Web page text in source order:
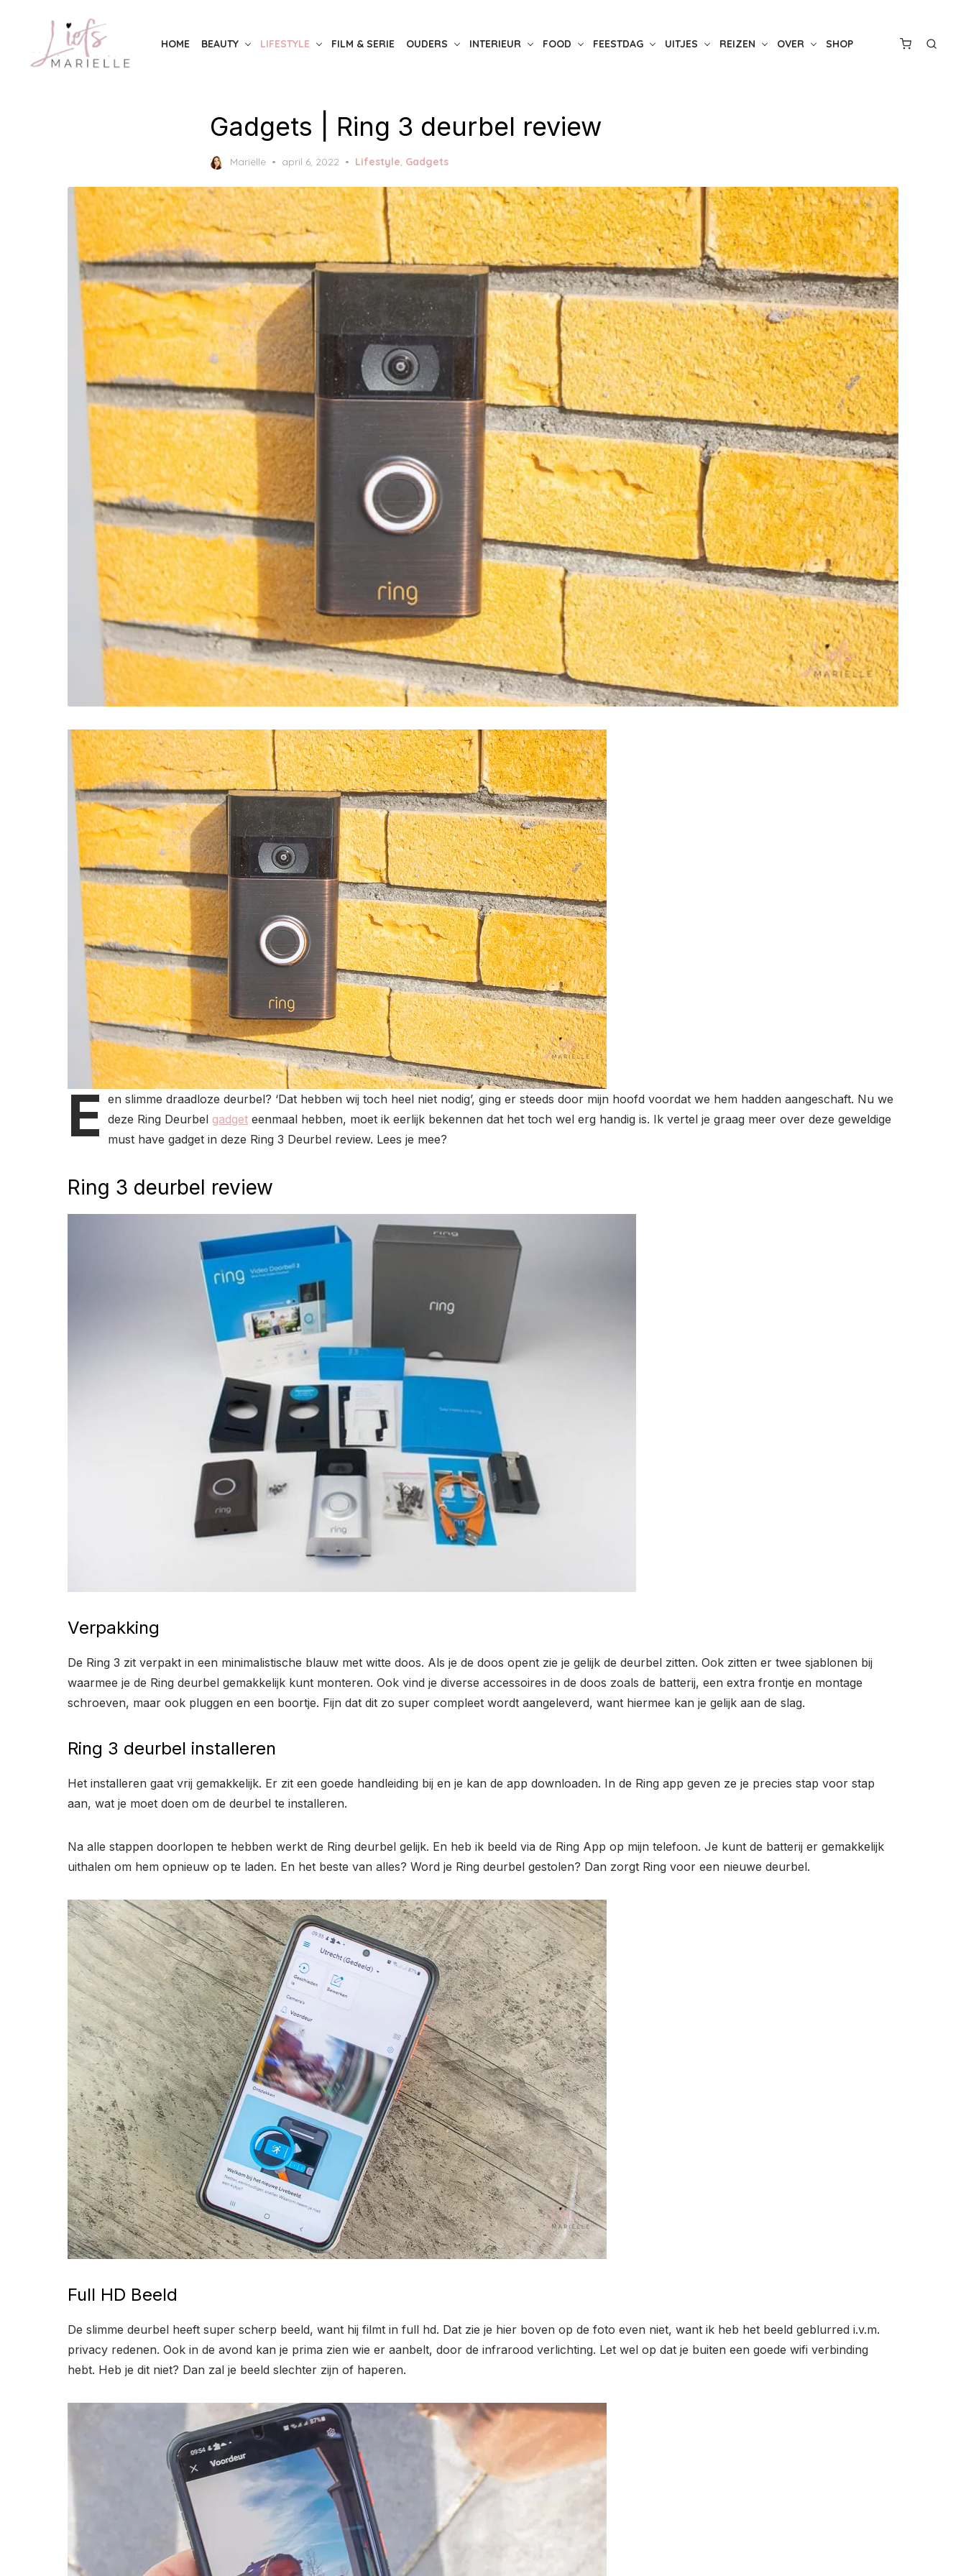
content
HOME BEAUTY LIFESTYLE FILM & SERIE OUDERS INTERIEUR FOOD FEESTDAG UITJES REIZEN OVER SHOP
Gadgets | Ring 3 deurbel review
Mariëlle
Posted
april 6, 2022 Lifestyle Gadgets
E en slimme draadloze deurbel? ‘Dat hebben wij toch heel niet nodig’, ging er steeds door mijn hoofd voordat we hem hadden aangeschaft. Nu we
deze Ring Deurbel gadget eenmaal hebben, moet ik eerlijk bekennen dat het toch wel erg handig is. Ik vertel je graag meer over deze geweldige
must have gadget in deze Ring 3 Deurbel review. Lees je mee?
Ring 3 deurbel review
Verpakking
De Ring 3 zit verpakt in een minimalistische blauw met witte doos. Als je de doos opent zie je gelijk de deurbel zitten. Ook zitten er twee sjablonen bij
waarmee je de Ring deurbel gemakkelijk kunt monteren. Ook vind je diverse accessoires in de doos zoals de batterij, een extra frontje en montage
schroeven, maar ook pluggen en een boortje. Fijn dat dit zo super compleet wordt aangeleverd, want hiermee kan je gelijk aan de slag.
Ring 3 deurbel installeren
Het installeren gaat vrij gemakkelijk. Er zit een goede handleiding bij en je kan de app downloaden. In de Ring app geven ze je precies stap voor stap
aan, wat je moet doen om de deurbel te installeren.
Na alle stappen doorlopen te hebben werkt de Ring deurbel gelijk. En heb ik beeld via de Ring App op mijn telefoon. Je kunt de batterij er gemakkelijk
uithalen om hem opnieuw op te laden. En het beste van alles? Word je Ring deurbel gestolen? Dan zorgt Ring voor een nieuwe deurbel.
Full HD Beeld
De slimme deurbel heeft super scherp beeld, want hij filmt in full hd. Dat zie je hier boven op de foto even niet, want ik heb het beeld geblurred i.v.m.
privacy redenen. Ook in de avond kan je prima zien wie er aanbelt, door de infrarood verlichting. Let wel op dat je buiten een goede wifi verbinding
hebt. Heb je dit niet? Dan zal je beeld slechter zijn of haperen.